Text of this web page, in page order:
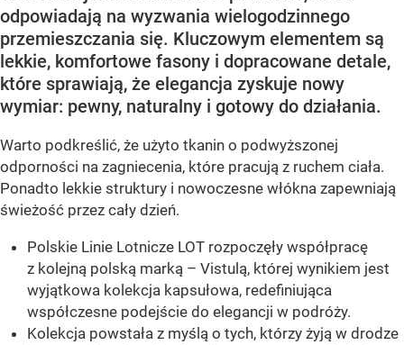
odpowiadają na wyzwania wielogodzinnego
przemieszczania się. Kluczowym elementem są
lekkie, komfortowe fasony i dopracowane detale,
które sprawiają, że elegancja zyskuje nowy
wymiar: pewny, naturalny i gotowy do działania.
Warto podkreślić, że użyto tkanin o podwyższonej
odporności na zagniecenia, które pracują z ruchem ciała.
Ponadto lekkie struktury i nowoczesne włókna zapewniają
świeżość przez cały dzień.
Polskie Linie Lotnicze LOT rozpoczęły współpracę
z kolejną polską marką – Vistulą, której wynikiem jest
wyjątkowa kolekcja kapsułowa, redefiniująca
współczesne podejście do elegancji w podróży.
Kolekcja powstała z myślą o tych, którzy żyją w drodze